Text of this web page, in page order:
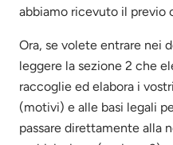
abbiamo ricevuto il previo
Ora, se volete entrare nei
leggere la sezione 2 che
raccoglie ed elabora i
(motivi) e alle basi legali
passare direttamente alla